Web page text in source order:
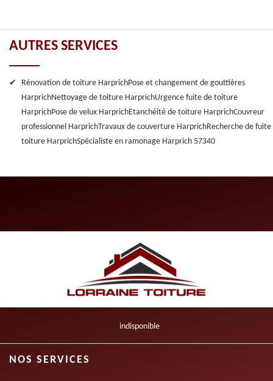
AUTRES SERVICES
Rénovation de toiture HarprichPose et changement de gouttières
HarprichNettoyage de toiture HarprichUrgence fuite de toiture
HarprichPose de velux HarprichEtanchéité de toiture HarprichCouvreur
professionnel HarprichTravaux de couverture HarprichRecherche de fuite
toiture HarprichSpécialiste en ramonage Harprich 57340
indisponible
NOS SERVICES